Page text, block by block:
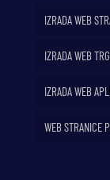
IZRADA WEB
IZRADA WEB
IZRADA WEB
WEB STRANICE